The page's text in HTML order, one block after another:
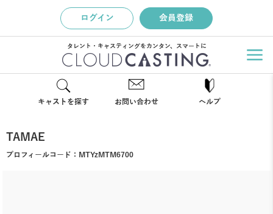
ログイン 会員登録
タレント・キャスティングをカンタン、スマートに
キャストを探す お問い合わせ ヘルプ
TAMAE
プロフィールコード： MTYzMTM6700